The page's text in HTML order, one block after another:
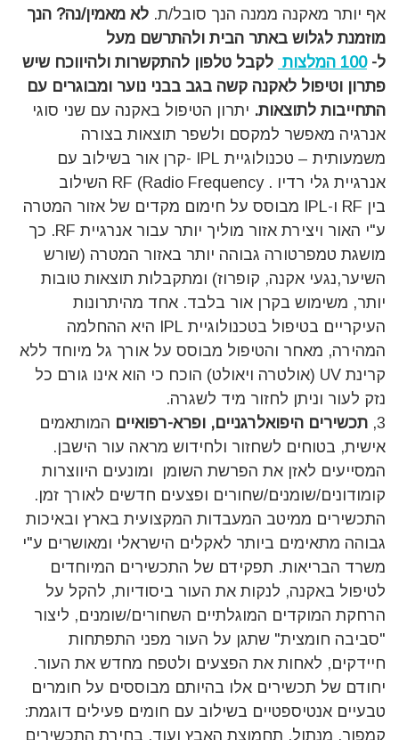
אף יותר מאקנה ממנה הנך סובל/ת. לא מאמין/נה? הנך
מוזמנת לגלוש באתר הבית ולהתרשם מעל
ל-100 המלצות לקבל טלפון להתקשרות ולהיווכח שיש
פתרון וטיפול לאקנה קשה בגב בבני נוער ומבוגרים עם
התחייבות לתוצאות. יתרון הטיפול באקנה עם שני סוגי
אנרגיה מאפשר למקסם ולשפר תוצאות בצורה
משמעותית – טכנולוגיית IPL -קרן אור בשילוב עם
אנרגיית גלי רדיו . RF (Radio Frequency השילוב
בין RF ו-IPL מבוסס על חימום מקדים של אזור המטרה
ע"י האור ויצירת אזור מוליך יותר עבור אנרגיית RF. כך
מושגת טמפרטורה גבוהה יותר באזור המטרה (שורש
השיער,נגעי אקנה, קופרוז) ומתקבלות תוצאות טובות
יותר, משימוש בקרן אור בלבד. אחד מהיתרונות
העיקריים בטיפול בטכנולוגיית IPL היא ההחלמה
המהירה, מאחר והטיפול מבוסס על אורך גל מיוחד ללא
קרינת UV (אולטרה ויאולט) הוכח כי הוא אינו גורם כל
נזק לעור וניתן לחזור מיד לשגרה.
3, תכשירים היפואלרגניים, ופרא-רפואיים המותאמים
אישית, בטוחים לשחזור ולחידוש מראה עור הישבן.
המסייעים לאזן את הפרשת השומן ומונעים היווצרות
קומודונים/שומנים/שחורים ופצעים חדשים לאורך זמן.
התכשירים ממיטב המעבדות המקצועית בארץ ובאיכות
גבוהה מתאימים ביותר לאקלים הישראלי ומאושרים ע"י
משרד הבריאות. תפקידם של התכשירים המיוחדים
לטיפול באקנה, לנקות את העור ביסודיות, להקל על
הרחקת המוקדים המוגלתיים השחורים/שומנים, ליצור
"סביבה חומצית" שתגן על העור מפני התפתחות
חיידקים, לאחות את הפצעים ולטפח מחדש את העור.
יחודם של תכשירים אלו בהיותם מבוססים על חומרים
טבעיים אנטיספטיים בשילוב עם חומים פעילים דוגמת:
קמפור, מנתול, תחמוצת האבץ ועוד. בחירת התכשירים